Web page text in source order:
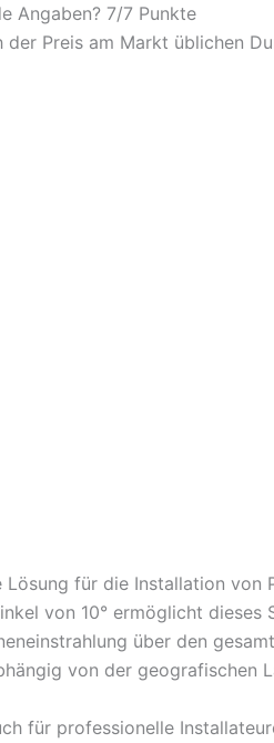
Angaben? 7/7 Punkte
Preis am Markt üblichen
für die Installation von
von 10° ermöglicht
über den
von der geografischen
für professionelle